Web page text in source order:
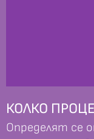
КОЛКО
Определят се